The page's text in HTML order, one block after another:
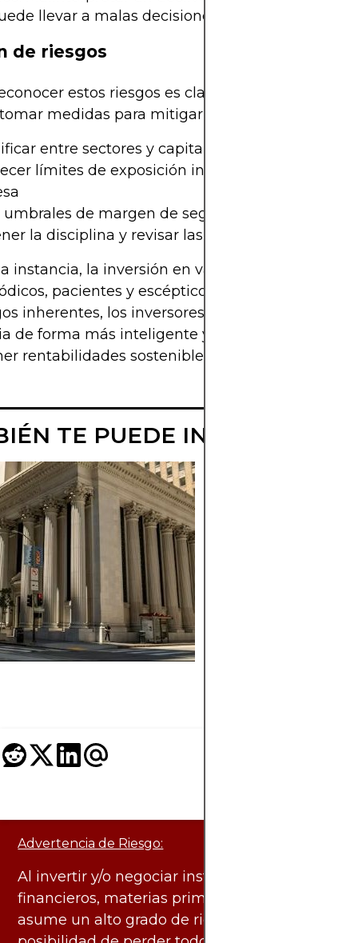
llevar a malas decisiones de inversión.
de riesgos
estos riesgos es clave, los inversores en
medidas para mitigarlos:
entre sectores y capitalizaciones bursátiles
límites de exposición individuales para cada
de margen de seguridad antes de
la disciplina y revisar las hipótesis
instancia, la inversión en valor recompensa a
pacientes y escépticos. Al comprender y
inherentes, los inversores pueden gestionar la
de forma más inteligente y aumentar la
rentabilidades sostenibles.
TE PUEDE INTERESAR
Advertencia de Riesgo:
Al invertir y/o negociar instrumentos
financieros, materias primas y otros activos,
asume un alto grado de riesgo. Existe la